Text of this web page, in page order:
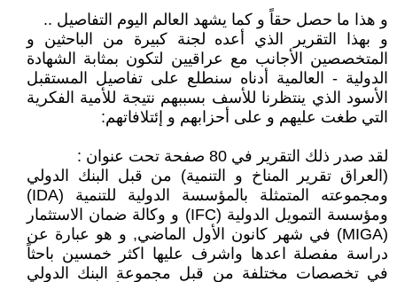
و هذا ما حصل حقاً و كما يشهد العالم اليوم التفاصيل ..
و بهذا التقرير الذي أعده لجنة كبيرة من الباحثين و
المتخصصين الأجانب مع عراقيين لتكون بمثابة الشهادة
الدولية - العالمية أدناه سنطلع على تفاصيل المستقبل
الأسود الذي ينتظرنا للأسف بسببهم نتيجة للأمية الفكرية
التي طغت عليهم و على أحزابهم و إئتلافاتهم:
لقد صدر ذلك التقرير في 80 صفحة تحت عنوان :
(العراق تقرير المناخ و التنمية) من قبل البنك الدولي
ومجموعته المتمثلة بالمؤسسة الدولية للتنمية (IDA)
ومؤسسة التمويل الدولية (IFC) و وكالة ضمان الاستثمار
(MIGA) في شهر كانون الأول الماضي, و هو عبارة عن
دراسة مفصلة اعدها واشرف عليها اكثر خمسين باحثاً
في تخصصات مختلفة من قبل مجموعة البنك الدولي